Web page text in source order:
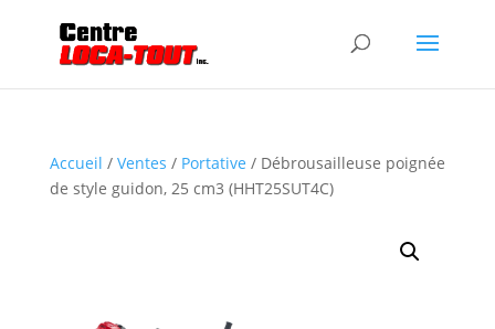
Accueil / Ventes / Portative / Débrousailleuse poignée
de style guidon, 25 cm3 (HHT25SUT4C)